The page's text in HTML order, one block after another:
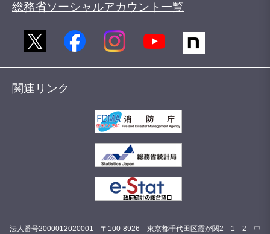
総務省ソーシャルアカウント一覧
関連リンク
法人番号2000012020001 〒100-8926 東京都千代田区霞が関2－1－2 中